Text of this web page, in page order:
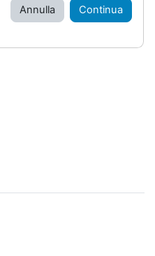
Annulla Continua